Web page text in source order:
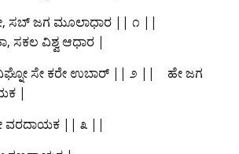
ಸಬ್ ಜಗ ಮೂಲಾಧಾರ || ೧ ||
ಸಕಲ ವಿಶ್ವ ಆಧಾರ |
ವಿಘ್ನೋ ಸೇ ಕರೇ ಉಬಾರ್ || ೨ || ‌ ‌‌ ‌ ಹೇ ಜಗ
|
ವರದಾಯಕ‌ || ೩ ||